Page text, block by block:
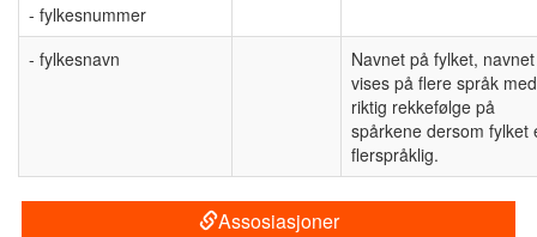
- fylkesnummer
- fylkesnavn
Navnet på fylket, navnet
vises på flere språk med
riktig rekkefølge på
spårkene dersom fylket
flerspråklig.
Assosiasjoner